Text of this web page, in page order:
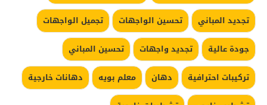
تجديد المباني
تحسين الواجهات
تجميل الواجهات
جودة عالية
تجديد واجهات
تحسين المباني
تركيبات احترافية
دهان معلم بويه
دهانات خارجية